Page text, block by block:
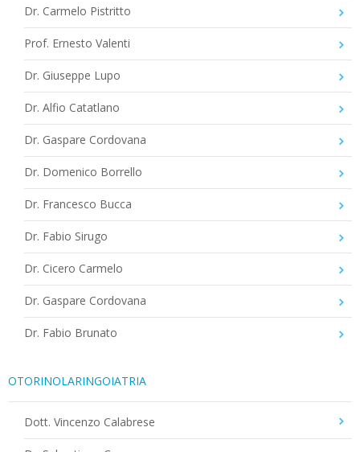
Dr. Carmelo Pistritto
Prof. Ernesto Valenti
Dr. Giuseppe Lupo
Dr. Alfio Catatlano
Dr. Gaspare Cordovana
Dr. Domenico Borrello
Dr. Francesco Bucca
Dr. Fabio Sirugo
Dr. Cicero Carmelo
Dr. Gaspare Cordovana
Dr. Fabio Brunato
OTORINOLARINGOIATRIA
Dott. Vincenzo Calabrese